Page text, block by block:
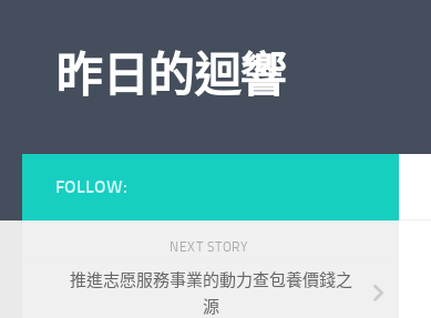
昨日的迴響
FOLLOW:
NEXT STORY
推進志愿服務事業的動力查包養價錢之
源